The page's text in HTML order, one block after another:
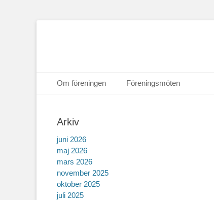
Primär meny
Om föreningen Föreningsmöten
innehåll
Arkiv
juni 2026
maj 2026
mars 2026
november 2025
oktober 2025
juli 2025